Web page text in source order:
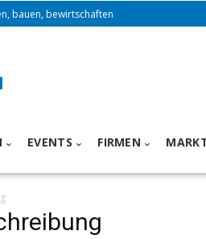
bauen, bewirtschaften
EVENTS FIRMEN